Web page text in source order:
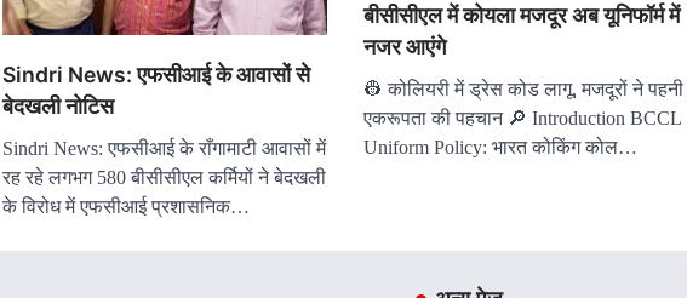
Sindri News: एफसीआई के आवासों से
बेदखली नोटिस
Sindri News: एफसीआई के राँगामाटी आवासों में
रह रहे लगभग 580 बीसीसीएल कर्मियों ने बेदखली
के विरोध में एफसीआई प्रशासनिक…
बीसीसीएल में कोयला मजदूर अब यूनिफॉर्म में
नजर आएंगे
👷 कोलियरी में ड्रेस कोड लागू, मजदूरों ने पहनी
एकरूपता की पहचान 🔎 Introduction BCCL
Uniform Policy: भारत कोकिंग कोल…